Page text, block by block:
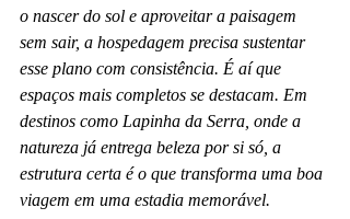
o nascer do sol e aproveitar a paisagem
sem sair, a hospedagem precisa sustentar
esse plano com consistência. É aí que
espaços mais completos se destacam. Em
destinos como Lapinha da Serra, onde a
natureza já entrega beleza por si só, a
estrutura certa é o que transforma uma boa
viagem em uma estadia memorável.